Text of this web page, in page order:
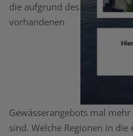
die aufgrund des
vorhandenen
Gewässerangebots mal
sind. Welche Regionen in